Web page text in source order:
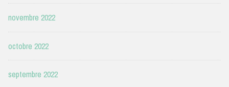
novembre 2022
octobre 2022
septembre 2022